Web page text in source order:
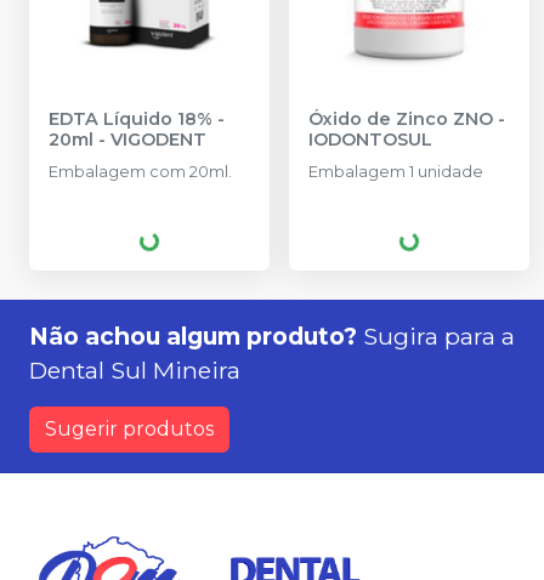
EDTA Líquido 18% -
20ml - VIGODENT
Embalagem com 20ml.
Óxido de Zinco ZNO -
IODONTOSUL
Embalagem 1 unidade
Não achou algum produto? Sugira para a
Dental Sul Mineira
Sugerir produtos